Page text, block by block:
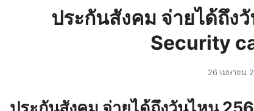
ประกันสังคม จ่ายได้ถึง
Security
26 เมษายน